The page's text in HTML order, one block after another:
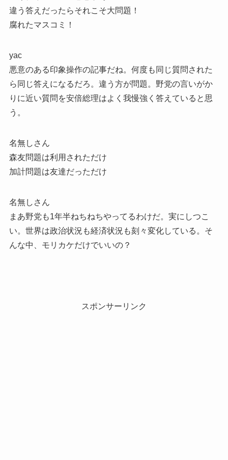
違う答えだったらそれこそ大問題！
腐れたマスコミ！
yac
悪意のある印象操作の記事だね。何度も同じ質問された
ら同じ答えになるだろ。違う方が問題。野党の言いがか
りに近い質問を安倍総理はよく我慢強く答えていると思
う。
名無しさん
森友問題は利用されただけ
加計問題は友達だっただけ
名無しさん
まあ野党も1年半ねちねちやってるわけだ。実にしつこ
い。世界は政治状況も経済状況も刻々変化している。そ
んな中、モリカケだけでいいの？
スポンサーリンク